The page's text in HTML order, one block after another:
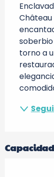
torno a
Capacidad